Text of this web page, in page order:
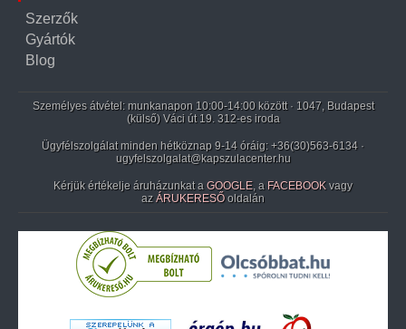
Szerzők
Gyártók
Blog
Személyes átvétel: munkanapon 10:00-14:00 között · 1047, Budapest
(külső) Váci út 19. 312-es iroda
Ügyfélszolgálat minden hétköznap 9-14 óráig: +36(30)563-6134 ·
ugyfelszolgalat@kapszulacenter.hu
Kérjük értékelje áruházunkat a GOOGLE, a FACEBOOK vagy
az ÁRUKERESŐ oldalán